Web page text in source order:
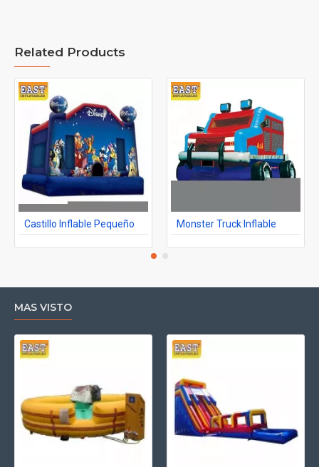
Related Products
Castillo Inflable Pequeño Monster Truck Inflable
MAS VISTO